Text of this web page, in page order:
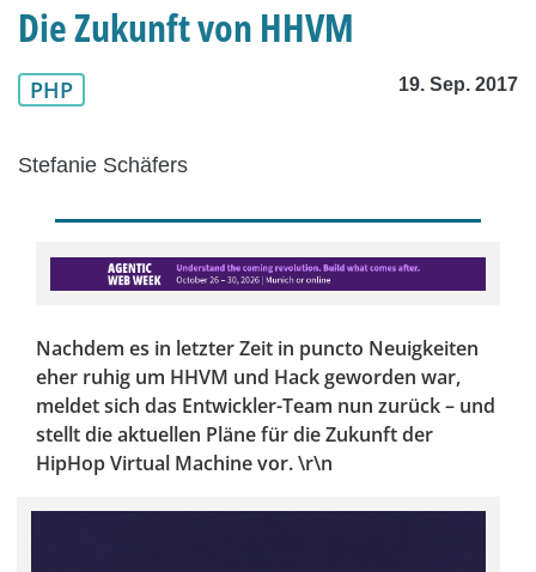
Die Zukunft von HHVM
PHP 19. Sep. 2017
Stefanie Schäfers
Nachdem es in letzter Zeit in puncto Neuigkeiten
eher ruhig um HHVM und Hack geworden war,
meldet sich das Entwickler-Team nun zurück – und
stellt die aktuellen Pläne für die Zukunft der
HipHop Virtual Machine vor. \r\n